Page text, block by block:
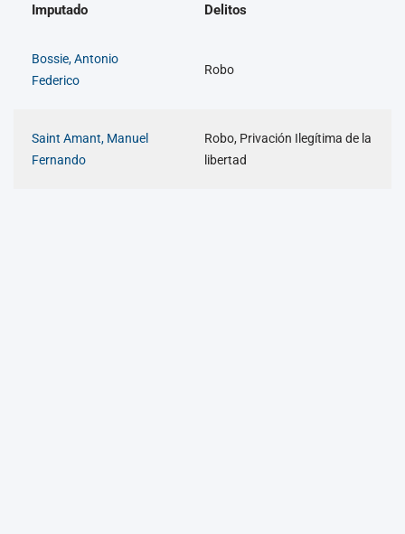
Imputado Delitos
Bossie, Antonio
Federico
Robo
Saint Amant, Manuel
Fernando
Robo, Privación Ilegítima de la
libertad